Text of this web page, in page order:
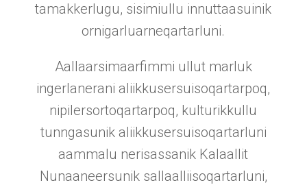
tamakkerlugu, sisimiullu innuttaasuinik
ornigarluarneqartarluni.
Aallaarsimaarfimmi ullut marluk
ingerlanerani aliikkusersuisoqartarpoq,
nipilersortoqartarpoq, kulturikkullu
tunngasunik aliikkusersuisoqartarluni
aammalu nerisassanik Kalaallit
Nunaaneersunik sallaalliisoqartarluni,